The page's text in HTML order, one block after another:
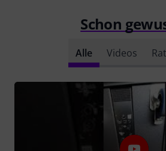
Schon
Alle Videos